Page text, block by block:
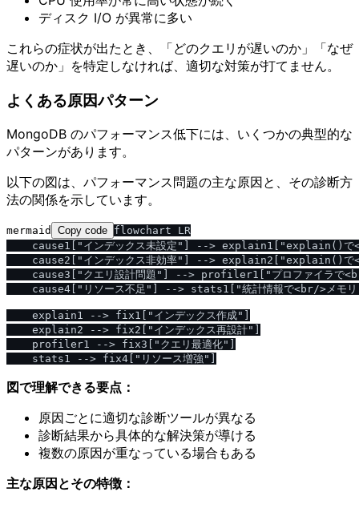
ディスク I/O が異常に多い
これらの症状が出たとき、「どのクエリが遅いのか」「なぜ
遅いのか」を特定しなければ、適切な対策が打てません。
よくある原因パターン
MongoDB のパフォーマンス低下には、いくつかの典型的な
パターンがあります。
以下の図は、パフォーマンス問題の主な原因と、その診断方
法の関係を示しています。
mermaid Copy code flowchart LR
cause1["インデックス未設定"] --> explain1["explain()
cause2["インデックス非効率"] --> explain2["explain()
cause3["クエリ設計問題"] --> profiler1["プロファイラで
cause4["リソース不足"] --> stats1["統計情報で<br/>メモリ
    explain1 --> fix1["インデックス作成"]
    explain2 --> fix2["インデックス再設計"]
    profiler1 --> fix3["クエリ最適化"]
図で理解できる要点：
原因ごとに適切な診断ツールが異なる
診断結果から具体的な解決策が導ける
複数の原因が重なっている場合もある
主な原因とその特徴：